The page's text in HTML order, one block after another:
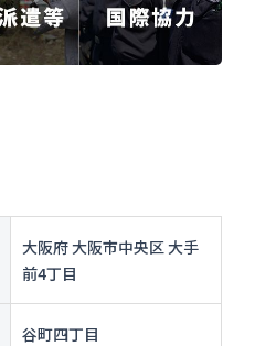
大阪府 大阪市中央区 大手
前4丁目
谷町四丁目